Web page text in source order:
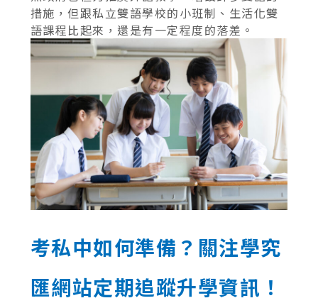
措施，但跟私立雙語學校的小班制、生活化雙
語課程比起來，還是有一定程度的落差。
考私中如何準備？關注學究
匯網站定期追蹤升學資訊！